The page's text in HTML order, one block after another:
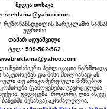
მედეა იოსავა
სარეკლამო
უფროსი
თამარ ადუაშვილი
ტელ: 599-562-562
ნებისმიერი პუბლიკაცია
და მისი მთლიანად ან
თუ არაკომერციული მიზნებით
(გამოყენება, გავრცელება,
გადაცემა, როგორც ღია ასევე
შენახვა) აკრძალულია.